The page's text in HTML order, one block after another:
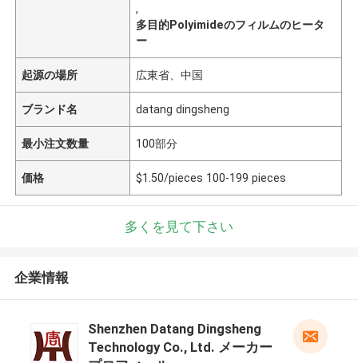
,
多目的Polyimideのフィルムのヒータ
ー
起源の場所 広東省、中国
ブランド名 datang dingsheng
最小注文数量 100部分
価格 $1.50/pieces 100-199 pieces
多くを見て下さい
企業情報
Shenzhen Datang Dingsheng
Technology Co., Ltd. メーカー